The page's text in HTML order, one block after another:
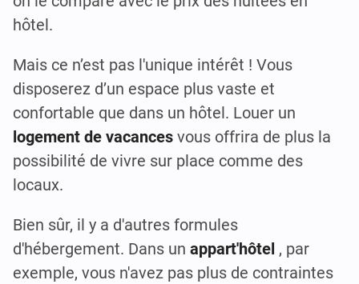
hôtel.
Mais ce n’est pas l'unique intérêt ! Vous
disposerez d’un espace plus vaste et
confortable que dans un hôtel. Louer un
logement de vacances vous offrira de plus la
possibilité de vivre sur place comme des
locaux.
Bien sûr, il y a d'autres formules
d'hébergement. Dans un appart'hôtel , par
exemple, vous n'avez pas plus de contraintes